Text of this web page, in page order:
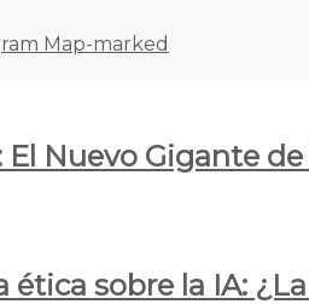
Map-marked
Nuevo Gigante
ética sobre la IA: